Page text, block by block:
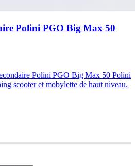
Polini PGO Big Max 50
Polini PGO Big Max 50 Polini
scooter et mobylette de haut niveau.